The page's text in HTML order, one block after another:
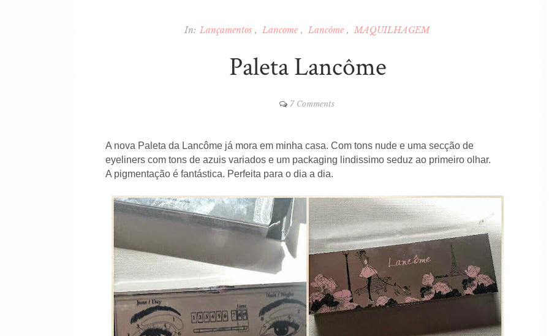
In: Lançamentos Lancome Lancôme MAQUILHAGEM
Paleta Lancôme
7 Comments
A nova Paleta da Lancôme já mora em minha casa. Com tons nude e uma secção de
eyeliners com tons de azuis variados e um packaging lindissimo seduz ao primeiro olhar.
A pigmentação é fantástica. Perfeita para o dia a dia.